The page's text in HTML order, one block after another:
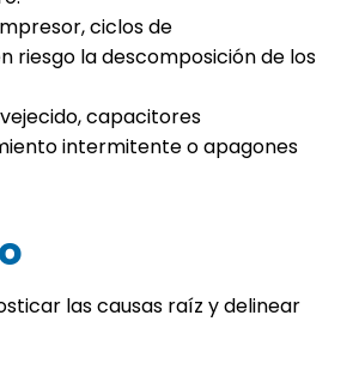
ciclos de
riesgo la descomposición de los
capacitores
intermitente o apagones
las causas raíz y delinear